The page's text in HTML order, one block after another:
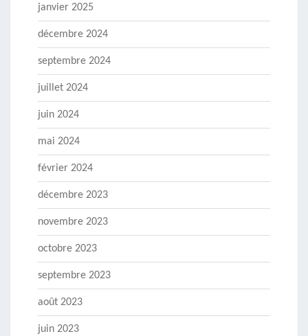
janvier 2025
décembre 2024
septembre 2024
juillet 2024
juin 2024
mai 2024
février 2024
décembre 2023
novembre 2023
octobre 2023
septembre 2023
août 2023
juin 2023